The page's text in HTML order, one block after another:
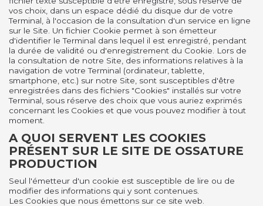
vos choix, dans un espace dédié du disque dur de votre
Terminal, à l'occasion de la consultation d'un service en ligne
sur le Site. Un fichier Cookie permet à son émetteur
d'identifier le Terminal dans lequel il est enregistré, pendant
la durée de validité ou d'enregistrement du Cookie. Lors de
la consultation de notre Site, des informations relatives à la
navigation de votre Terminal (ordinateur, tablette,
smartphone, etc.) sur notre Site, sont susceptibles d'être
enregistrées dans des fichiers "Cookies" installés sur votre
Terminal, sous réserve des choix que vous auriez exprimés
concernant les Cookies et que vous pouvez modifier à tout
moment.
A QUOI SERVENT LES COOKIES
PRÉSENT SUR LE SITE DE OSSATURE
PRODUCTION
Seul l'émetteur d'un cookie est susceptible de lire ou de
modifier des informations qui y sont contenues.
Les Cookies que nous émettons sur ce site web.